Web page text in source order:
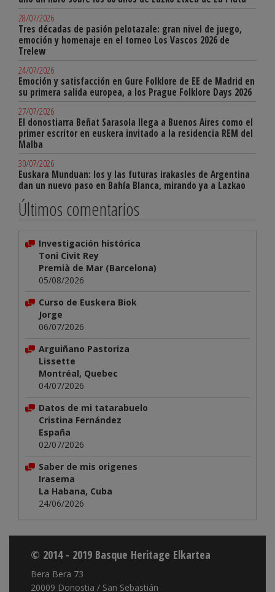
28/07/2026
Tres décadas de pasión pelotazale: gran nivel de juego,
emoción y homenaje en el torneo Los Vascos 2026 de
Trelew
24/07/2026
Emoción y satisfacción en Gure Folklore de EE de Madrid en
su primera salida europea, a los Prague Folklore Days 2026
27/07/2026
El donostiarra Beñat Sarasola llega a Buenos Aires como el
primer escritor en euskera invitado a la residencia REM del
Malba
30/07/2026
Euskara Munduan: los y las futuras irakasles de Argentina
dan un nuevo paso en Bahía Blanca, mirando ya a Lazkao
Últimos comentarios
Investigación histórica
Toni Civit Rey
Premià de Mar (Barcelona)
05/08/2026
Curso de Euskera Biok
Jorge
06/07/2026
Arguiñano Pastoriza
Lissette
Montréal, Quebec
04/07/2026
Datos de mi tatarabuelo
Cristina Fernández
España
02/07/2026
Saber de mis origenes
Irasema
La Habana, Cuba
24/06/2026
© 2014 - 2019 Basque Heritage Elkartea
Bera Bera 73
20009 Donostia / San Sebastián